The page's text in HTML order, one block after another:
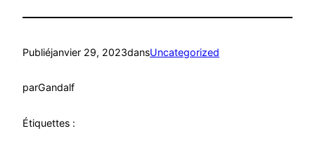
Publiéjanvier 29, 2023dansUncategorized
parGandalf
Étiquettes :